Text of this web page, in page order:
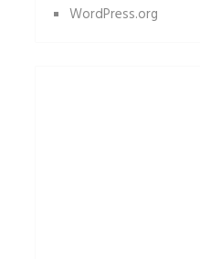
WordPress.org